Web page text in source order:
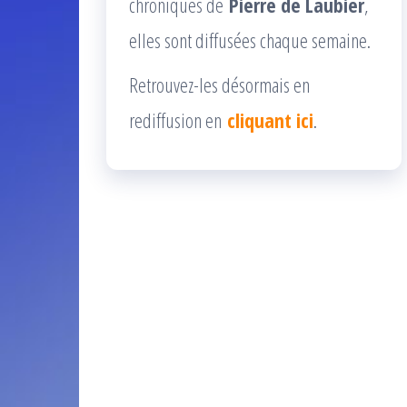
elles sont diffusées chaque semaine.
Retrouvez-les désormais en
rediffusion en cliquant ici.